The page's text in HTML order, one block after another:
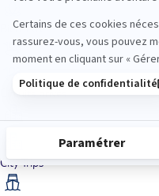
Bien-être
Circuits privés
City Trips